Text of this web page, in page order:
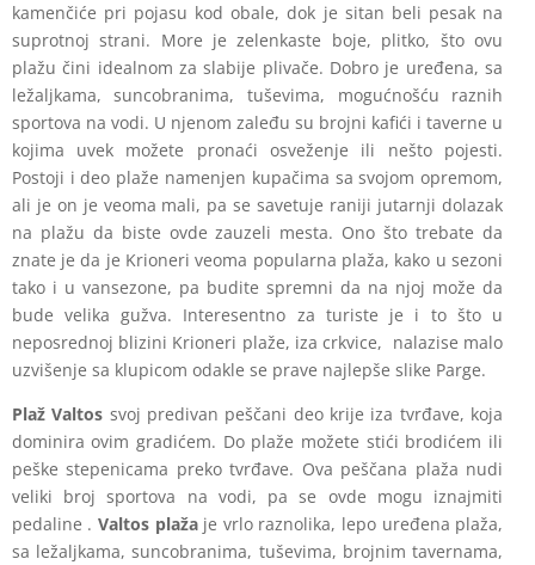
kamenčiće pri pojasu kod obale, dok je sitan beli pesak na
suprotnoj strani. More je zelenkaste boje, plitko, što ovu
plažu čini idealnom za slabije plivače. Dobro je uređena, sa
ležaljkama, suncobranima, tuševima, mogućnošću raznih
sportova na vodi. U njenom zaleđu su brojni kafići i taverne u
kojima uvek možete pronaći osveženje ili nešto pojesti.
Postoji i deo plaže namenjen kupačima sa svojom opremom,
ali je on je veoma mali, pa se savetuje raniji jutarnji dolazak
na plažu da biste ovde zauzeli mesta. Ono što trebate da
znate je da je Krioneri veoma popularna plaža, kako u sezoni
tako i u vansezone, pa budite spremni da na njoj može da
bude velika gužva. Interesentno za turiste je i to što u
neposrednoj blizini Krioneri plaže, iza crkvice, nalazise malo
uzvišenje sa klupicom odakle se prave najlepše slike Parge.
Plaž Valtos svoj predivan peščani deo krije iza tvrđave, koja
dominira ovim gradićem. Do plaže možete stići brodićem ili
peške stepenicama preko tvrđave. Ova peščana plaža nudi
veliki broj sportova na vodi, pa se ovde mogu iznajmiti
pedaline . Valtos plaža je vrlo raznolika, lepo uređena plaža,
sa ležaljkama, suncobranima, tuševima, brojnim tavernama,